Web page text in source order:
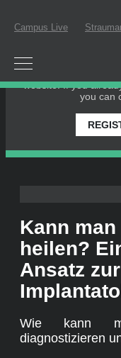
Campus Live
website. If you
you can
Kann
heilen?
Ansatz
Wie kann
diagnostizieren